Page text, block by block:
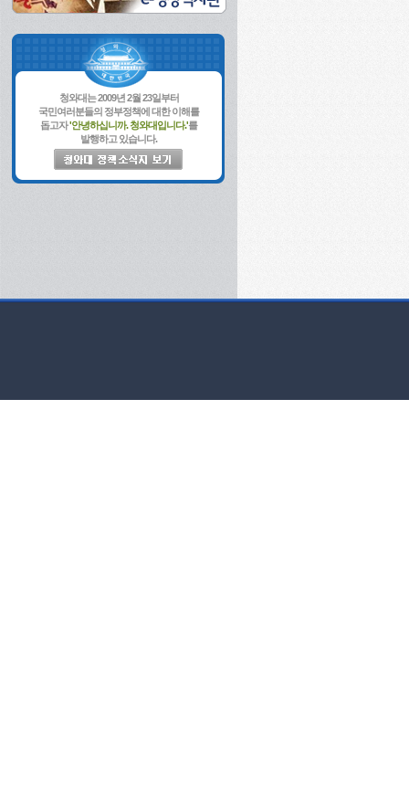
청와대는 2009년 2월 23일부터
국민여러분들의 정부정책에 대한 이해를
돕고자'안녕하십니까. 청와대입니다.'를
발행하고 있습니다.